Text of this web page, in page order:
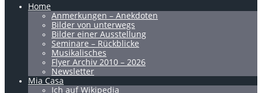
Home
Anmerkungen – Anekdoten
Bilder von unterwegs
Bilder einer Ausstellung
Seminare – Rückblicke
Musikalisches
Flyer Archiv 2010 – 2026
Newsletter
Mia Casa
Ich auf Wikipedia